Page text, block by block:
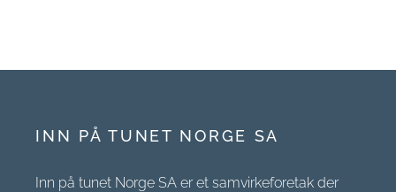
INN PÅ TUNET NORGE SA
Inn på tunet Norge SA er et samvirkeforetak der